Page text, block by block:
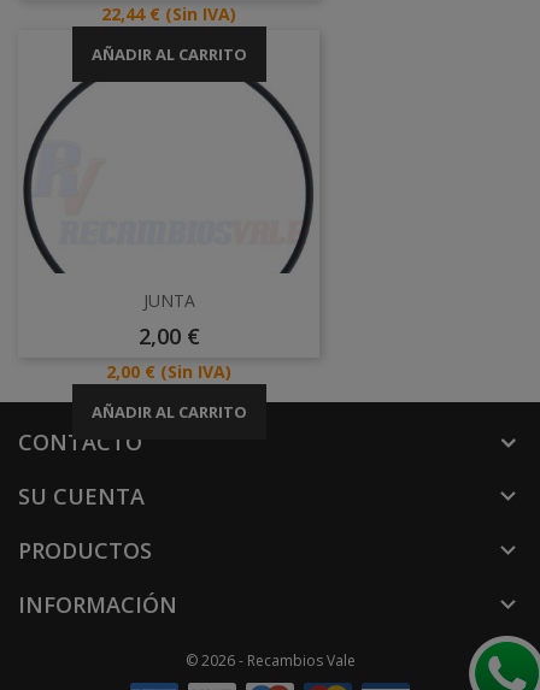
Precio
22,44 € (Sin IVA)
AÑADIR AL CARRITO
JUNTA
Precio
2,00 €
Precio
2,00 € (Sin IVA)
AÑADIR AL CARRITO
CONTACTO
SU CUENTA

PRODUCTOS 
INFORMACIÓN 
© 2026 - Recambios Vale